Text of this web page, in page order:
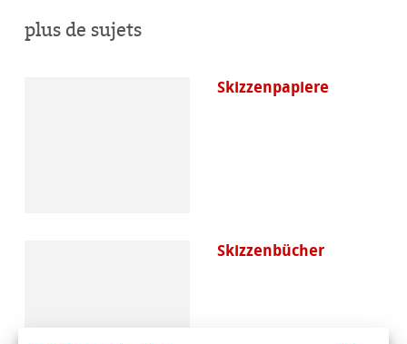
acheter
plus de sujets
Skizzenpapiere
Skizzenbücher